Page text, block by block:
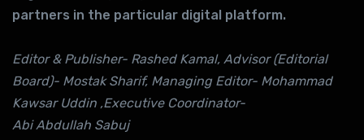
partners in the particular digital platform.
Editor & Publisher- Rashed Kamal, Advisor (Editorial
Board)- Mostak Sharif, Managing Editor- Mohammad
Kawsar Uddin ,Executive Coordinator-
Abi Abdullah Sabuj